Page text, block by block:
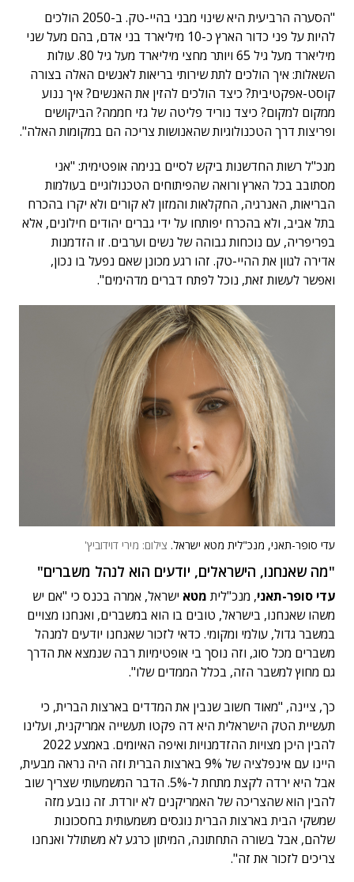
"הסערה הרביעית היא שינוי מבני בהיי-טק. ב-2050 הולכים
להיות על פני כדור הארץ כ-10 מיליארד בני אדם, בהם מעל שני
מיליארד מעל גיל 65 ויותר מחצי מיליארד מעל גיל 80. עולות
השאלות: איך הולכים לתת שירותי בריאות לאנשים האלה בצורה
קוסט-אפקטיבית? כיצד הולכים להזין את האנשים? איך ננוע
ממקום למקום? כיצד נוריד פליטה של גזי חממה? הביקושים
ופריצות דרך הטכנולוגיות שהאנושות צריכה הם במקומות האלה".
מנכ"ל רשות החדשנות ביקש לסיים בנימה אופטימית: "אני
מסתובב בכל הארץ ורואה שהפיתוחים הטכנולוגיים בעולמות
הבריאות, האנרגיה, החקלאות והמזון לא קורים ולא יקרו בהכרח
בתל אביב, ולא בהכרח יפותחו על ידי גברים יהודים חילונים, אלא
בפריפריה, עם נוכחות גבוהה של נשים וערבים. זו הזדמנות
אדירה לגוון את ההיי-טק. זהו רגע מכונן שאם נפעל בו נכון,
ואפשר לעשות זאת, נוכל לפתח דברים מדהימים".
עדי סופר-תאני, מנכ"לית מטא ישראל. צילום: מירי דוידוביץ'
"מה שאנחנו, הישראלים, יודעים הוא לנהל משברים"
עדי סופר-תאני, מנכ"לית מטא ישראל, אמרה בכנס כי "אם יש
משהו שאנחנו, בישראל, טובים בו הוא במשברים, ואנחנו מצויים
במשבר גדול, עולמי ומקומי. כדאי לזכור שאנחנו יודעים למנהל
משברים מכל סוג, וזה נוסך בי אופטימיות רבה שנמצא את הדרך
גם מחוץ למשבר הזה, בכלל הממדים שלו".
כך, ציינה, "מאוד חשוב שנבין את המדדים בארצות הברית, כי
תעשיית הטק הישראלית היא דה פקטו תעשייה אמריקנית, ועלינו
להבין היכן מצויות ההזדמנויות ואיפה האיומים. באמצע 2022
היינו עם אינפלציה של 9% בארצות הברית וזה היה נראה מבעית,
אבל היא ירדה לקצת מתחת ל-5%. הדבר המשמעותי שצריך שוב
להבין הוא שהצריכה של האמריקנים לא יורדת. זה נובע מזה
שמשקי הבית בארצות הברית נוגסים משמעותית בחסכונות
שלהם, אבל בשורה התחתונה, המיתון כרגע לא משתולל ואנחנו
צריכים לזכור את זה".